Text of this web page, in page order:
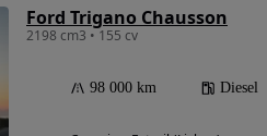
Ford Trigano Chausson
2198 cm3 • 155 cv
98 000 km Diesel